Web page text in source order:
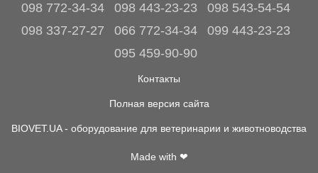
098 772-34-34 098 443-23-23
098 543-54-54
098 337-27-27
066 772-34-34
099 443-23-23
095 459-90-90
Контакты
Полная версия сайта
BIOVET.UA - оборудование для ветеринарии и животноводства
Made with ❤